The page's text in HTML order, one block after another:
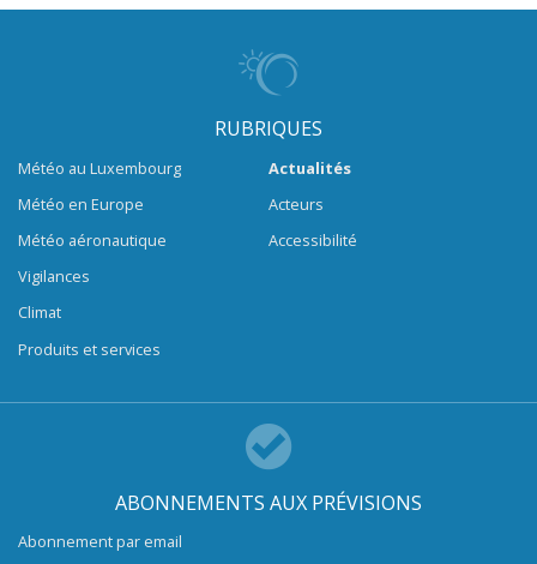
RUBRIQUES
Météo au Luxembourg
Météo en Europe
Météo aéronautique
Vigilances
Climat
Produits et services
Actualités
Acteurs
Accessibilité
ABONNEMENTS AUX PRÉVISIONS
Abonnement par email